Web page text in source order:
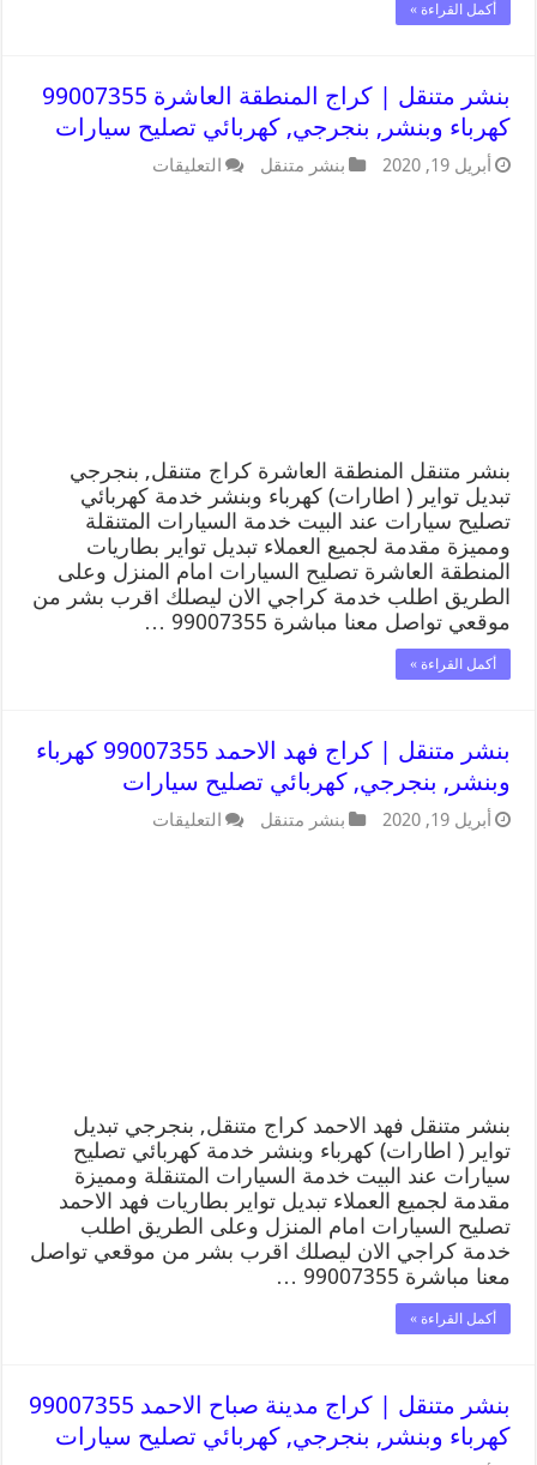
أكمل القراءة »
بنشر متنقل | كراج المنطقة العاشرة 99007355
كهرباء وبنشر, بنجرجي, كهربائي تصليح سيارات
أبريل 19, 2020 بنشر متنقل التعليقات
بنشر متنقل المنطقة العاشرة كراج متنقل, بنجرجي
تبديل تواير ( اطارات) كهرباء وبنشر خدمة كهربائي
تصليح سيارات عند البيت خدمة السيارات المتنقلة
ومميزة مقدمة لجميع العملاء تبديل تواير بطاريات
المنطقة العاشرة تصليح السيارات امام المنزل وعلى
الطريق اطلب خدمة كراجي الان ليصلك اقرب بشر من
موقعي تواصل معنا مباشرة 99007355 …
أكمل القراءة »
بنشر متنقل | كراج فهد الاحمد 99007355 كهرباء
وبنشر, بنجرجي, كهربائي تصليح سيارات
أبريل 19, 2020 بنشر متنقل التعليقات
بنشر متنقل فهد الاحمد كراج متنقل, بنجرجي تبديل
تواير ( اطارات) كهرباء وبنشر خدمة كهربائي تصليح
سيارات عند البيت خدمة السيارات المتنقلة ومميزة
مقدمة لجميع العملاء تبديل تواير بطاريات فهد الاحمد
تصليح السيارات امام المنزل وعلى الطريق اطلب
خدمة كراجي الان ليصلك اقرب بشر من موقعي تواصل
معنا مباشرة 99007355 …
أكمل القراءة »
بنشر متنقل | كراج مدينة صباح الاحمد 99007355
كهرباء وبنشر, بنجرجي, كهربائي تصليح سيارات